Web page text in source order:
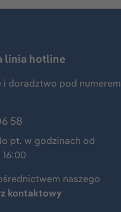
linia hotline
i doradztwo pod numerem
58
pt. w godzinach od
naszego
kontaktowy